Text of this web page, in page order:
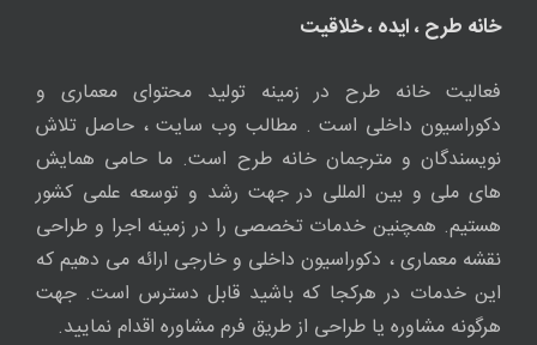
خانه طرح ، ایده ، خلاقیت
فعالیت خانه طرح در زمینه تولید محتوای معماری و
دکوراسیون داخلی است . مطالب وب سایت ، حاصل تلاش
نویسندگان و مترجمان خانه طرح است. ما حامی همایش
های ملی و بین المللی در جهت رشد و توسعه علمی کشور
هستیم. همچنین خدمات تخصصی را در زمینه اجرا و طراحی
نقشه معماری ، دکوراسیون داخلی و خارجی ارائه می دهیم که
این خدمات در هرکجا که باشید قابل دسترس است. جهت
هرگونه مشاوره یا طراحی از طریق فرم مشاوره اقدام نمایید.